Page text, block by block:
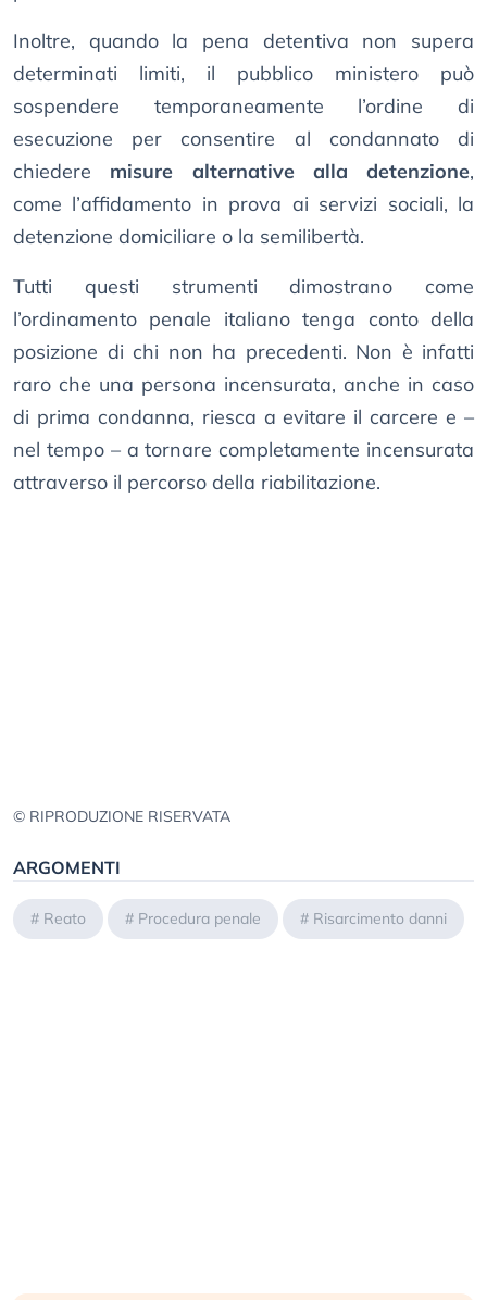
Inoltre, quando la pena detentiva non supera
determinati limiti, il pubblico ministero può
sospendere temporaneamente l’ordine di
esecuzione per consentire al condannato di
chiedere misure alternative alla detenzione,
come l’affidamento in prova ai servizi sociali, la
detenzione domiciliare o la semilibertà.
Tutti questi strumenti dimostrano come
l’ordinamento penale italiano tenga conto della
posizione di chi non ha precedenti. Non è infatti
raro che una persona incensurata, anche in caso
di prima condanna, riesca a evitare il carcere e –
nel tempo – a tornare completamente incensurata
attraverso il percorso della riabilitazione.
© RIPRODUZIONE RISERVATA
ARGOMENTI
# Reato # Procedura penale # Risarcimento danni